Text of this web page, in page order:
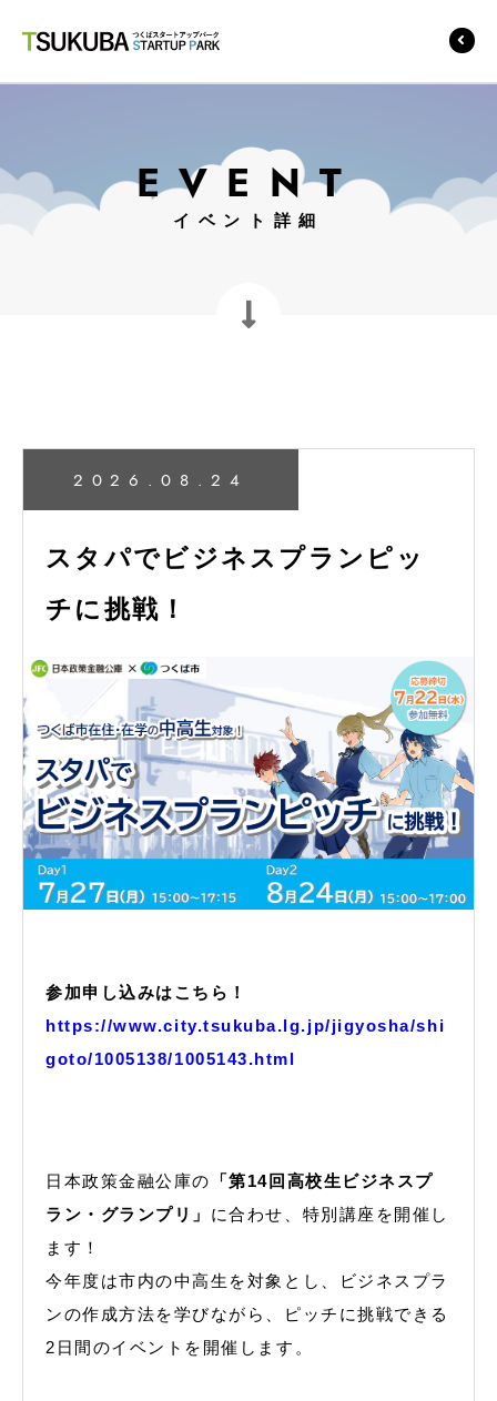
EVENT
イベント詳細
2026.08.24
スタパでビジネスプランピッ
チに挑戦！
参加申し込みはこちら！
https://www.city.tsukuba.lg.jp/jigyosha/shi
goto/1005138/1005143.html
日本政策金融公庫の
「第14回高校生ビジネスプ
ラン・グランプリ」 に合わせ、特別講座を開催し
ます！
今年度は市内の中高生を対象とし、ビジネスプラ
ンの作成方法を学びながら、ピッチに挑戦できる
2日間のイベントを開催します。